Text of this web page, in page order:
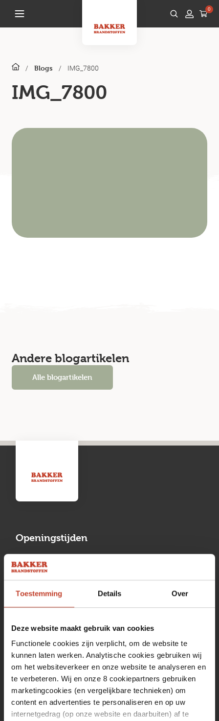
Toestemming Details Over
Deze website maakt gebruik van cookies
Functionele cookies zijn verplicht, om de website te
kunnen laten werken. Analytische cookies gebruiken wij
om het websiteverkeer en onze website te analyseren en
te verbeteren. Wij en onze 8 cookiepartners gebruiken
marketingcookies (en vergelijkbare technieken) om
content en advertenties te personaliseren en op uw
internetgedrag (op onze website en daarbuiten) af te
0
/ Blogs / IMG_7800
IMG_7800
Andere blogartikelen
Alle blogartikelen
Openingstijden
Maandag
Woensdag
Donderdag
08:00 tot 17:00
Vrijdag
08:00 tot 17:00
Zaterdag
09:30 tot 12:00
Zondag
Gesloten
Navigatie